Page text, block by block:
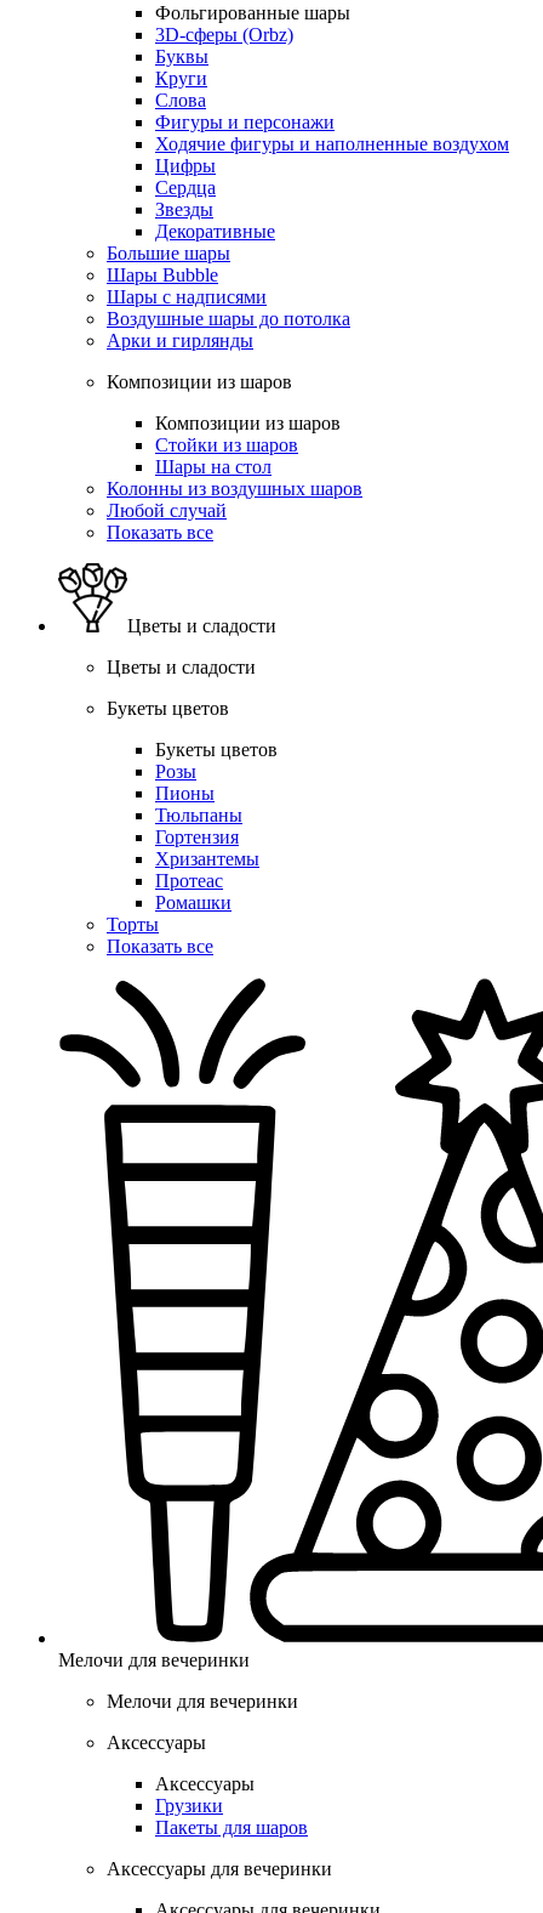
Фольгированные шары
3D-сферы (Orbz)
Буквы
Круги
Слова
Фигуры и персонажи
Ходячие фигуры и наполненные воздухом
Цифры
Сердца
Звезды
Декоративные
Большие шары
Шары Bubble
Шары с надписями
Воздушные шары до потолка
Арки и гирлянды
Композиции из шаров
Композиции из шаров
Стойки из шаров
Шары на стол
Колонны из воздушных шаров
Любой случай
Показать все
Цветы и сладости
Цветы и сладости
Букеты цветов
Букеты цветов
Розы
Пионы
Тюльпаны
Гортензия
Хризантемы
Протеас
Ромашки
Торты
Показать все
Мелочи для вечеринки
Мелочи для вечеринки
Аксессуары
Аксессуары
Грузики
Пакеты для шаров
Аксессуары для вечеринки